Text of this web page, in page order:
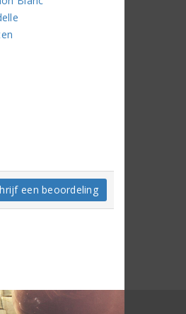
een beoordeling